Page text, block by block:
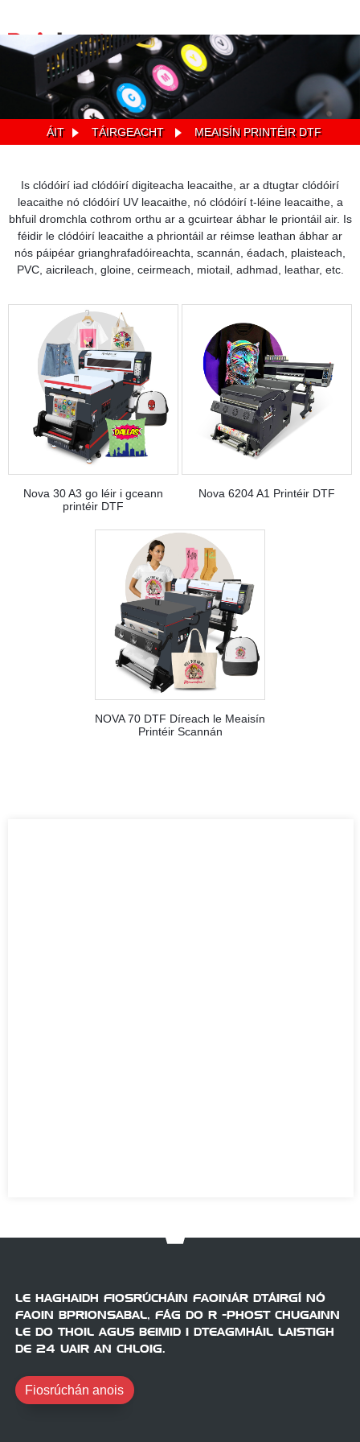
ÁIT TÁIRGEACHT MEAISÍN PRINTÉIR DTF
Is clódóirí iad clódóirí digiteacha leacaithe, ar a dtugtar clódóirí
leacaithe nó clódóirí UV leacaithe, nó clódóirí t-léine leacaithe, a
bhfuil dromchla cothrom orthu ar a gcuirtear ábhar le priontáil air. Is
féidir le clódóirí leacaithe a phriontáil ar réimse leathan ábhar ar
nós páipéar grianghrafadóireachta, scannán, éadach, plaisteach,
PVC, aicrileach, gloine, ceirmeach, miotail, adhmad, leathar, etc.
Nova 30 A3 go léir i gceann
printéir DTF
Nova 6204 A1 Printéir DTF
NOVA 70 DTF Díreach le Meaisín
Printéir Scannán
LE HAGHAIDH FIOSRÚCHÁIN FAOINÁR DTÁIRGÍ NÓ
FAOIN BPRIONSABAL, FÁG DO R -PHOST CHUGAINN
LE DO THOIL AGUS BEIMID I DTEAGMHÁIL LAISTIGH
DE 24 UAIR AN CHLOIG.
Fiosrúchán anois